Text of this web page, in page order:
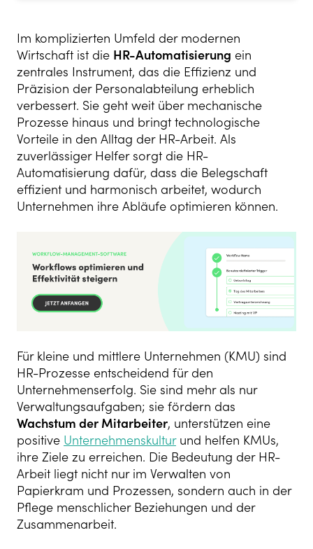
Im komplizierten Umfeld der modernen
Wirtschaft ist die HR-Automatisierung ein
zentrales Instrument, das die Effizienz und
Präzision der Personalabteilung erheblich
verbessert. Sie geht weit über mechanische
Prozesse hinaus und bringt technologische
Vorteile in den Alltag der HR-Arbeit. Als
zuverlässiger Helfer sorgt die HR-
Automatisierung dafür, dass die Belegschaft
effizient und harmonisch arbeitet, wodurch
Unternehmen ihre Abläufe optimieren können.
Für kleine und mittlere Unternehmen (KMU) sind
HR-Prozesse entscheidend für den
Unternehmenserfolg. Sie sind mehr als nur
Verwaltungsaufgaben; sie fördern das
Wachstum der Mitarbeiter, unterstützen eine
positive Unternehmenskulturund helfen KMUs,
ihre Ziele zu erreichen. Die Bedeutung der HR-
Arbeit liegt nicht nur im Verwalten von
Papierkram und Prozessen, sondern auch in der
Pflege menschlicher Beziehungen und der
Zusammenarbeit.